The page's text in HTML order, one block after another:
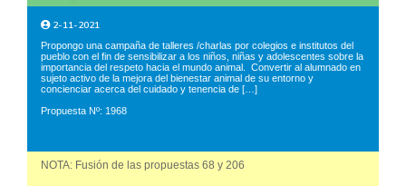
2-11-2021
Propongo una campaña de talleres /charlas por colegios e institutos del
pueblo con el fin de sensibilizar a los niños, niñas y adolescentes sobre la
importancia del respeto hacia el mundo animal. Convertir al alumnado en
sujeto activo de la mejora del bienestar animal de su entorno y
concienciar acerca del cuidado y tenencia de […]
Propuesta Nº: 1968
NOTA: Fusión de las propuestas 68 y 206